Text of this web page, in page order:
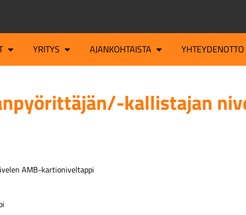
YRITYS AJANKOHTAISTA YHTEYDENOTTO
kallistajan
AMB-kartioniveltappi